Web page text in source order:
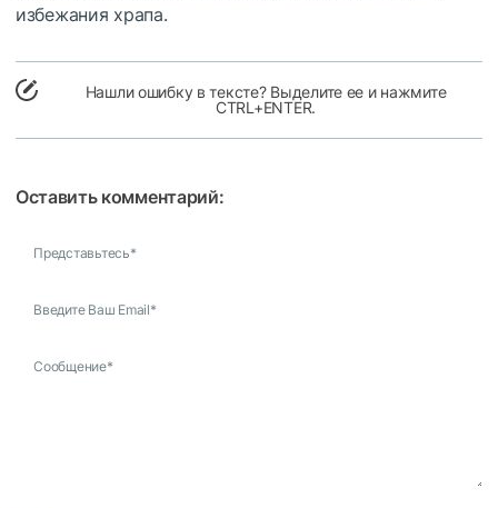
избежания храпа.
Нашли ошибку в тексте? Выделите ее и нажмите
CTRL+ENTER.
Оставить комментарий:
Представьтесь*
Введите Ваш Email*
Сообщение*